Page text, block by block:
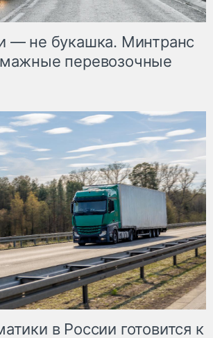
— не букашка. Минтранс
перевозочные
в России готовится к